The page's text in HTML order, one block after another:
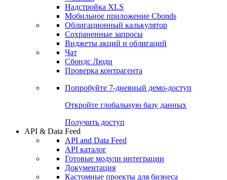
Получить доступ
Инструментарий
Портфель
Watchlist
Надстройка XLS
Мобильное приложение Cbonds
Облигационный калькулятор
Сохраненные запросы
Чат
Проверка контрагента
Попробуйте7-дневный
Откройте глобальную базу данных
Получить доступ
API & Data Feed
API and Data Feed